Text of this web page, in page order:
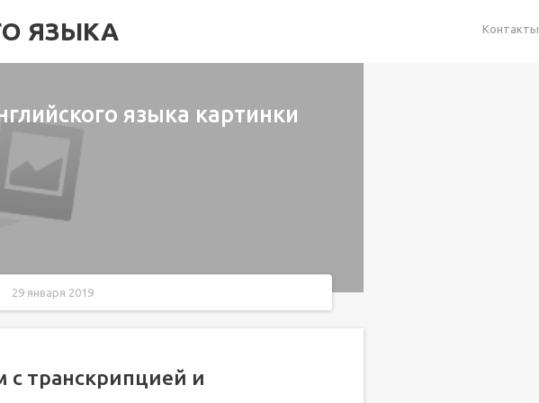
ЯЗЫКА Контакты
языка картинки
29 января 2019
с транскрипцией и